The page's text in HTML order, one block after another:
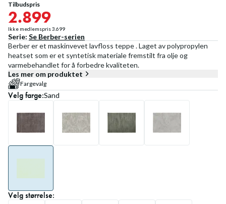
Tilbudspris
2.899
Ikke medlemspris3.699
Serie: Se Berber-serien
Berber er et maskinvevet lavfloss teppe . Laget av polypropylen
heatset som er et syntetisk materiale fremstilt fra olje og
varmebehandlet for å forbedre kvaliteten.
Les mer om produktet
Fargevalg
Velgfarge:Sand
Velgstørrelse: